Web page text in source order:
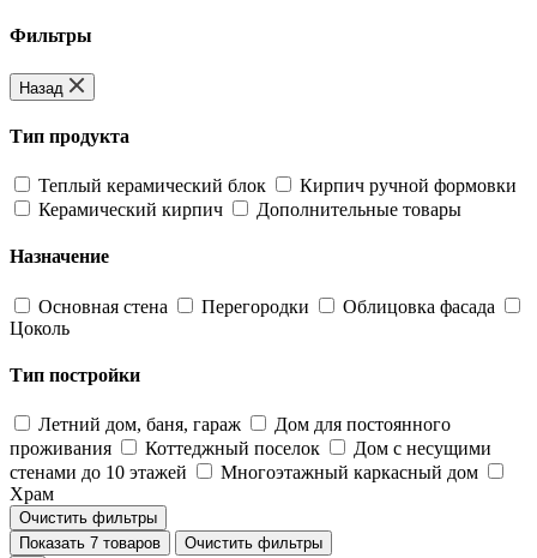
Фильтры
Назад
Тип продукта
Теплый керамический блок
Кирпич ручной формовки
Керамический кирпич
Дополнительные товары
Назначение
Основная стена Перегородки
Облицовка фасада
Цоколь
Тип постройки
Летний дом, баня, гараж
Дом для постоянного
проживания
Коттеджный поселок
Дом с несущими
стенами до 10 этажей
Многоэтажный каркасный дом
Храм
Очистить фильтры
Показать 7 товаров
Очистить фильтры